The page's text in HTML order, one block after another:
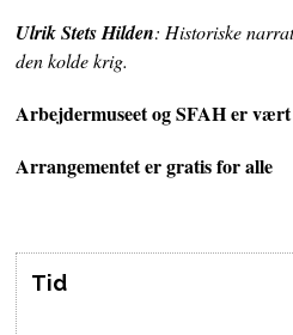
Ulrik Stets Hilden: Historiske
den kolde krig.
Arbejdermuseet og SFAH er
Arrangementet er gratis for alle
Tid